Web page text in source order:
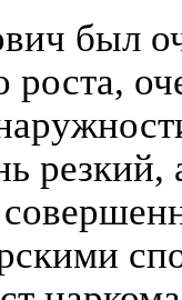
был
роста,